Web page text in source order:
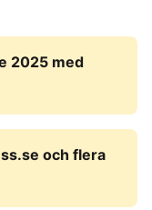
2025 med
och flera